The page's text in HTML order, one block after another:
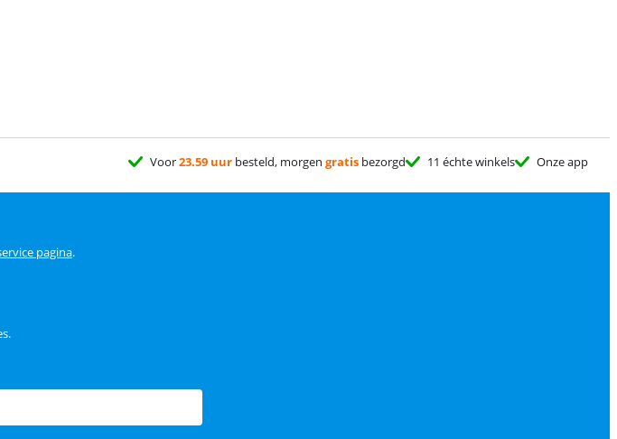
Voor23.59 uur besteld, morgen gratis bezorgd 11 échte winkels Onze app
pagina.